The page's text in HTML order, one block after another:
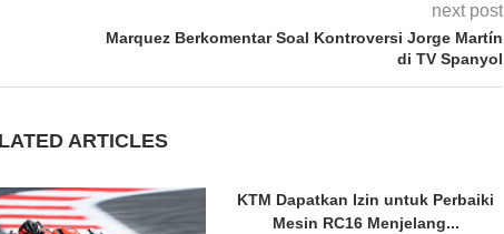
next post
Marquez Berkomentar Soal Kontroversi Jorge Martín
di TV Spanyol
ARTICLES
KTM Dapatkan Izin untuk Perbaiki
Mesin RC16 Menjelang...